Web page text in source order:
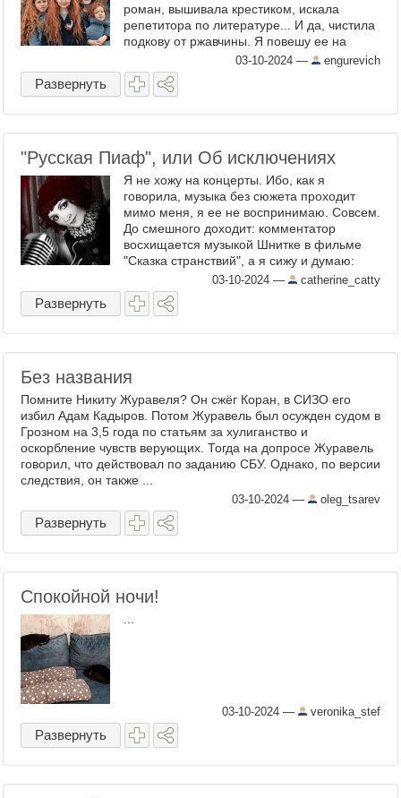
роман, вышивала крестиком, искала
репетитора по литературе... И да, чистила
подкову от ржавчины. Я повешу ее на
стену, окружив открытками из старого
советского набора ...
03-10-2024 — engurevich
Развернуть
"Русская Пиаф", или Об исключениях
Я не хожу на концерты. Ибо, как я
говорила, музыка без сюжета проходит
мимо меня, я ее не воспринимаю. Совсем.
До смешного доходит: комментатор
восхищается музыкой Шнитке в фильме
"Сказка странствий", а я сижу и думаю:
"Что? Там еще и музыка была? " Вот
мюзиклы я отлично воспринимаю и ...
03-10-2024 — catherine_catty
Развернуть
Без названия
Помните Никиту Журавеля? Он сжёг Коран, в СИЗО его
избил Адам Кадыров. Потом Журавель был осужден судом в
Грозном на 3,5 года по статьям за хулиганство и
оскорбление чувств верующих. Тогда на допросе Журавель
говорил, что действовал по заданию СБУ. Однако, по версии
следствия, он также ...
03-10-2024 — oleg_tsarev
Развернуть
Спокойной ночи!
03-10-2024 — veronika_stef
Развернуть